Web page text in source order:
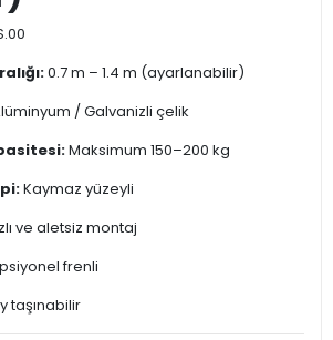
0.7 m – 1.4 m (ayarlanabilir)
/ Galvanizli çelik
Maksimum 150–200 kg
Kaymaz yüzeyli
ve aletsiz montaj
frenli
taşınabilir